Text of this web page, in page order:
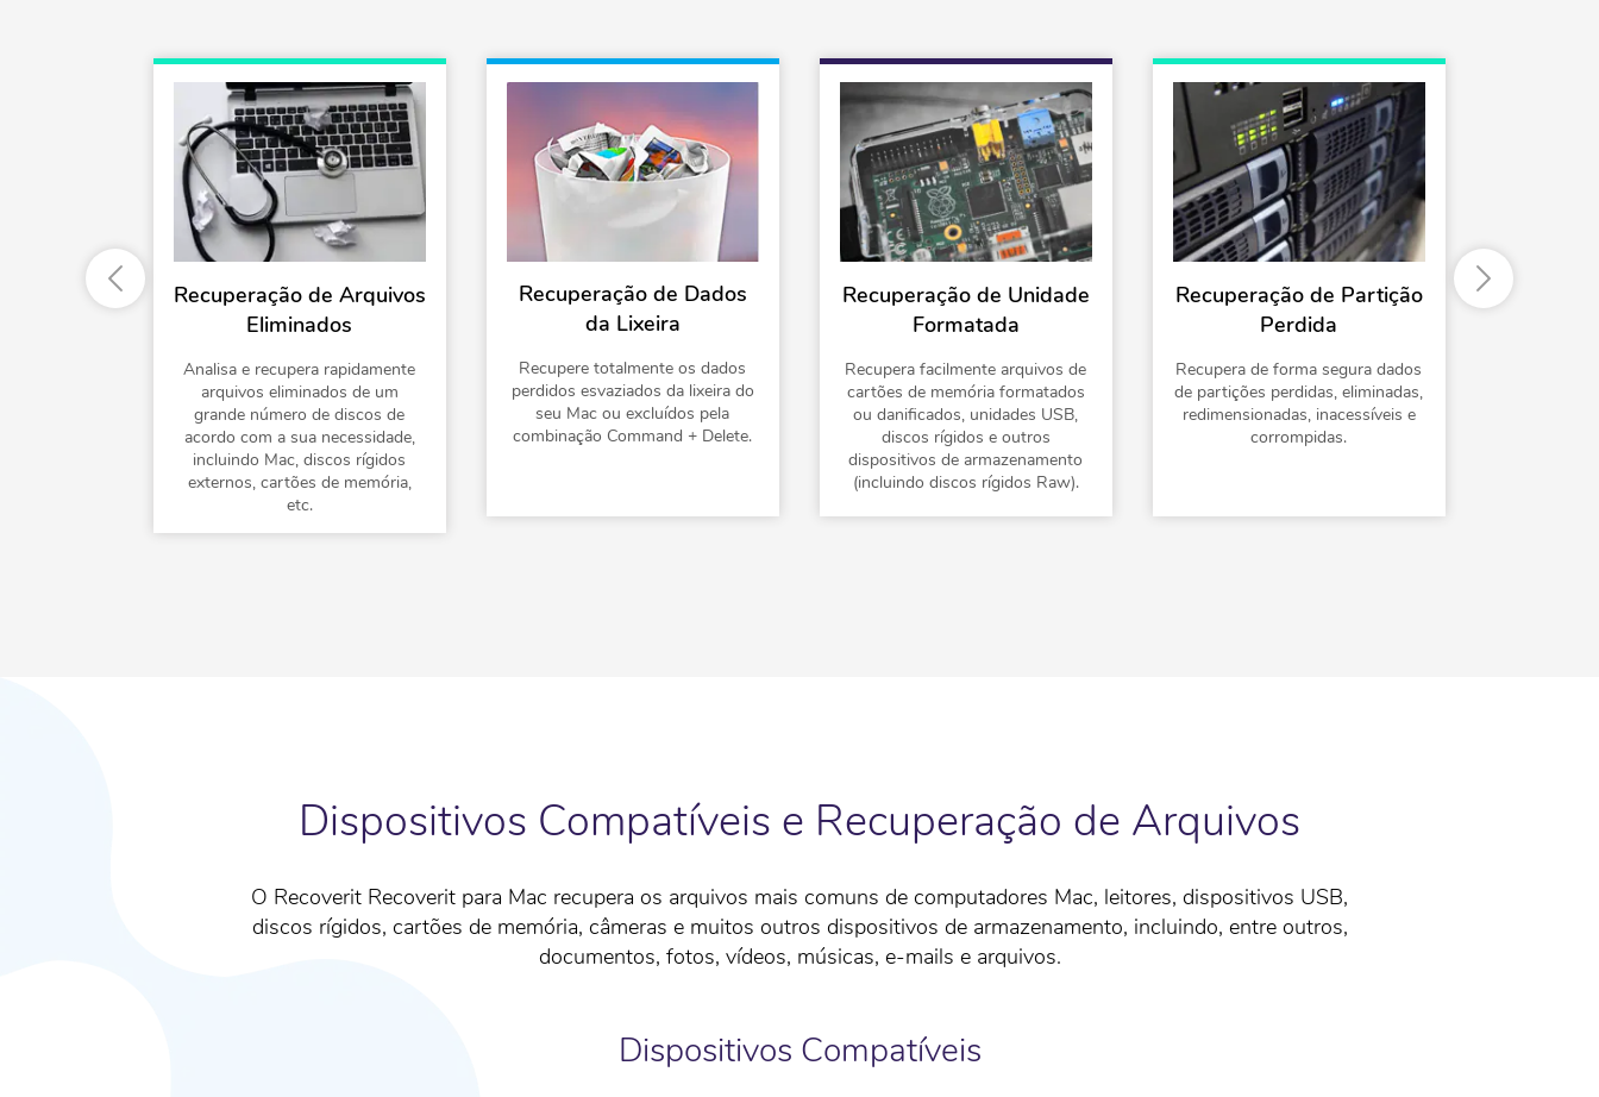
Recuperação de Arquivos
Eliminados
Analisa e recupera rapidamente
arquivos eliminados de um
grande número de discos de
acordo com a sua necessidade,
incluindo Mac, discos rígidos
externos, cartões de memória,
etc.
Recuperação de Dados
da Lixeira
Recupere totalmente os dados
perdidos esvaziados da lixeira do
seu Mac ou excluídos pela
combinação Command + Delete.
Recuperação de Unidade
Formatada
Recupera facilmente arquivos de
cartões de memória formatados
ou danificados, unidades USB,
discos rígidos e outros
dispositivos de armazenamento
(incluindo discos rígidos Raw).
Recuperação de Partição
Perdida
Recupera de forma segura dados
de partições perdidas, eliminadas,
redimensionadas, inacessíveis e
corrompidas.
Dispositivos Compatíveis e Recuperação de Arquivos
O Recoverit Recoverit para Mac recupera os arquivos mais comuns de computadores Mac, leitores, dispositivos USB,
discos rígidos, cartões de memória, câmeras e muitos outros dispositivos de armazenamento, incluindo, entre outros,
documentos, fotos, vídeos, músicas, e-mails e arquivos.
Dispositivos Compatíveis